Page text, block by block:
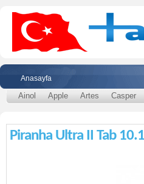
Anasayfa
Ainol Apple Artes Casper
Piranha Ultra II Tab 10.1